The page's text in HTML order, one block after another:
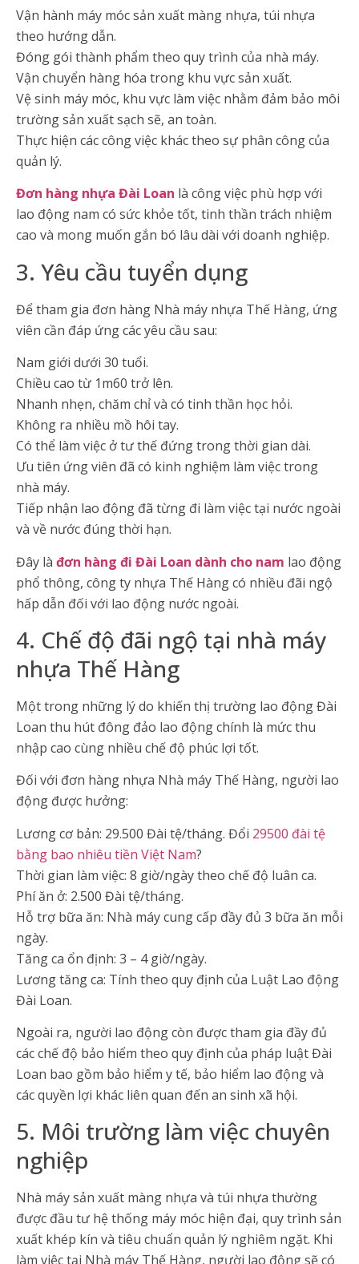
Vận hành máy móc sản xuất màng nhựa, túi nhựa
theo hướng dẫn.
Đóng gói thành phẩm theo quy trình của nhà máy.
Vận chuyển hàng hóa trong khu vực sản xuất.
Vệ sinh máy móc, khu vực làm việc nhằm đảm bảo môi
trường sản xuất sạch sẽ, an toàn.
Thực hiện các công việc khác theo sự phân công của
quản lý.
Đơn hàng nhựa Đài Loan là công việc phù hợp với
lao động nam có sức khỏe tốt, tinh thần trách nhiệm
cao và mong muốn gắn bó lâu dài với doanh nghiệp.
3. Yêu cầu tuyển dụng
Để tham gia đơn hàng Nhà máy nhựa Thế Hàng, ứng
viên cần đáp ứng các yêu cầu sau:
Nam giới dưới 30 tuổi.
Chiều cao từ 1m60 trở lên.
Nhanh nhẹn, chăm chỉ và có tinh thần học hỏi.
Không ra nhiều mồ hôi tay.
Có thể làm việc ở tư thế đứng trong thời gian dài.
Ưu tiên ứng viên đã có kinh nghiệm làm việc trong
nhà máy.
Tiếp nhận lao động đã từng đi làm việc tại nước ngoài
và về nước đúng thời hạn.
Đây là đơn hàng đi Đài Loan dành cho nam lao động
phổ thông, công ty nhựa Thế Hàng có nhiều đãi ngộ
hấp dẫn đối với lao động nước ngoài.
4. Chế độ đãi ngộ tại nhà máy
nhựa Thế Hàng
Một trong những lý do khiến thị trường lao động Đài
Loan thu hút đông đảo lao động chính là mức thu
nhập cao cùng nhiều chế độ phúc lợi tốt.
Đối với đơn hàng nhựa Nhà máy Thế Hàng, người lao
động được hưởng:
Lương cơ bản: 29.500 Đài tệ/tháng. Đổi 29500 đài tệ
bằng bao nhiêu tiền Việt Nam?
Thời gian làm việc: 8 giờ/ngày theo chế độ luân ca.
Phí ăn ở: 2.500 Đài tệ/tháng.
Hỗ trợ bữa ăn: Nhà máy cung cấp đầy đủ 3 bữa ăn mỗi
ngày.
Tăng ca ổn định: 3 – 4 giờ/ngày.
Lương tăng ca: Tính theo quy định của Luật Lao động
Đài Loan.
Ngoài ra, người lao động còn được tham gia đầy đủ
các chế độ bảo hiểm theo quy định của pháp luật Đài
Loan bao gồm bảo hiểm y tế, bảo hiểm lao động và
các quyền lợi khác liên quan đến an sinh xã hội.
5. Môi trường làm việc chuyên
nghiệp
Nhà máy sản xuất màng nhựa và túi nhựa thường
được đầu tư hệ thống máy móc hiện đại, quy trình sản
xuất khép kín và tiêu chuẩn quản lý nghiêm ngặt. Khi
làm việc tại Nhà máy Thế Hàng, người lao động sẽ có